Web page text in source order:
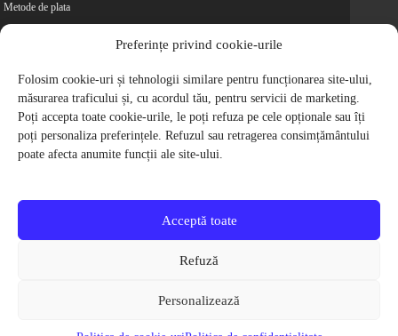
Preferințe privind cookie-urile
Folosim cookie-uri și tehnologii similare pentru funcționarea site-ului,
măsurarea traficului și, cu acordul tău, pentru servicii de marketing.
Poți accepta toate cookie-urile, le poți refuza pe cele opționale sau îți
poți personaliza preferințele. Refuzul sau retragerea consimțământului
poate afecta anumite funcții ale site-ului.
Acceptă toate
Refuză
Personalizează
Metode de plata
Retur
Cariere
Politica de Confidentialitate
Politica de cookie-uri